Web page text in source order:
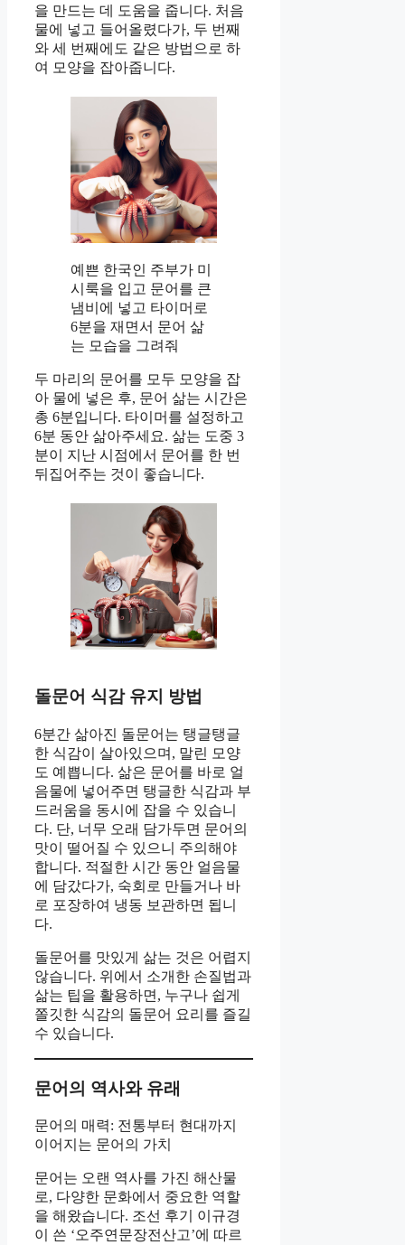
을 만드는 데 도움을 줍니다. 처음
물에 넣고 들어올렸다가, 두 번째
와 세 번째에도 같은 방법으로 하
여 모양을 잡아줍니다.
예쁜 한국인 주부가 미
시룩을 입고 문어를 큰
냄비에 넣고 타이머로
6분을 재면서 문어 삶
는 모습을 그려줘
두 마리의 문어를 모두 모양을 잡
아 물에 넣은 후, 문어 삶는 시간은
총 6분입니다. 타이머를 설정하고
6분 동안 삶아주세요. 삶는 도중 3
분이 지난 시점에서 문어를 한 번
뒤집어주는 것이 좋습니다.
돌문어 식감 유지 방법
6분간 삶아진 돌문어는 탱글탱글
한 식감이 살아있으며, 말린 모양
도 예쁩니다. 삶은 문어를 바로 얼
음물에 넣어주면 탱글한 식감과 부
드러움을 동시에 잡을 수 있습니
다. 단, 너무 오래 담가두면 문어의
맛이 떨어질 수 있으니 주의해야
합니다. 적절한 시간 동안 얼음물
에 담갔다가, 숙회로 만들거나 바
로 포장하여 냉동 보관하면 됩니
다.
돌문어를 맛있게 삶는 것은 어렵지
않습니다. 위에서 소개한 손질법과
삶는 팁을 활용하면, 누구나 쉽게
쫄깃한 식감의 돌문어 요리를 즐길
수 있습니다.
문어의 역사와 유래
문어의 매력: 전통부터 현대까지
이어지는 문어의 가치
문어는 오랜 역사를 가진 해산물
로, 다양한 문화에서 중요한 역할
을 해왔습니다. 조선 후기 이규경
이 쓴 ‘오주연문장전산고’에 따르